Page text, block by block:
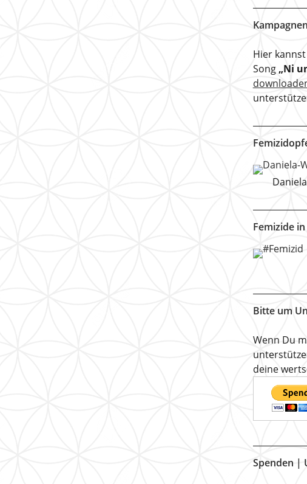
Hier kannst
Song „Ni
Femizide
Bitte um
Wenn Du
deine
Spenden |